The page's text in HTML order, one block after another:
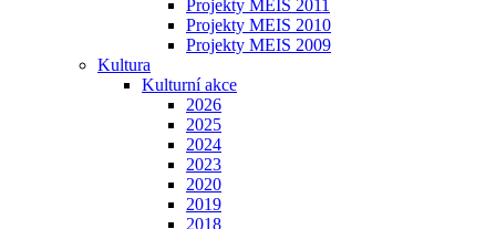
Projekty MEIS 2011
Projekty MEIS 2010
Projekty MEIS 2009
Kultura
Kulturní akce
2026
2025
2024
2023
2020
2019
2018